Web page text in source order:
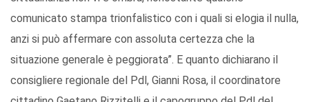
comunicato stampa trionfalistico con i quali si elogia il nulla,
anzi si può affermare con assoluta certezza che la
situazione generale è peggiorata”. E quanto dichiarano il
consigliere regionale del Pdl, Gianni Rosa, il coordinatore